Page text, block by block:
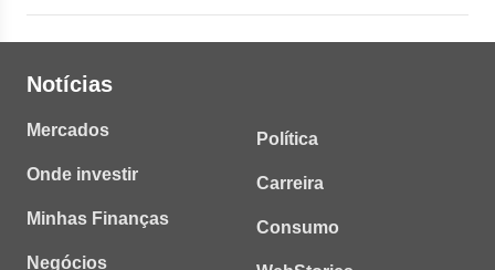
Notícias
Mercados
Onde investir
Minhas Finanças
Negócios
Política
Carreira
Consumo